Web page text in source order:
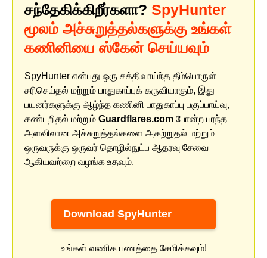
சந்தேகிக்கிறீர்களா? SpyHunter
மூலம் அச்சுறுத்தல்களுக்கு உங்கள்
கணினியை ஸ்கேன் செய்யவும்
SpyHunter என்பது ஒரு சக்திவாய்ந்த தீம்பொருள்
சரிசெய்தல் மற்றும் பாதுகாப்புக் கருவியாகும், இது
பயனர்களுக்கு ஆழ்ந்த கணினி பாதுகாப்பு பகுப்பாய்வு,
கண்டறிதல் மற்றும் Guardflares.com போன்ற பரந்த
அளவிலான அச்சுறுத்தல்களை அகற்றுதல் மற்றும்
ஒருவருக்கு ஒருவர் தொழில்நுட்ப ஆதரவு சேவை
ஆகியவற்றை வழங்க உதவும்.
Download SpyHunter
உங்கள் வணிக பணத்தை சேமிக்கவும்!